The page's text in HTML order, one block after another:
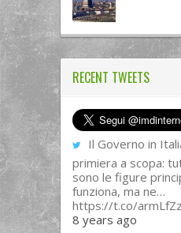
RECENT TWEETS
Il Governo in
primiera a scopa:
sono le figure
funziona, ma ne…
https://t.co/
8 years ago